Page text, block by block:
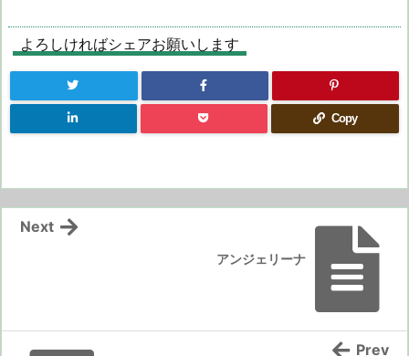
よろしければシェアお願いします
Copy
アンジェリーナ
Next
Prev